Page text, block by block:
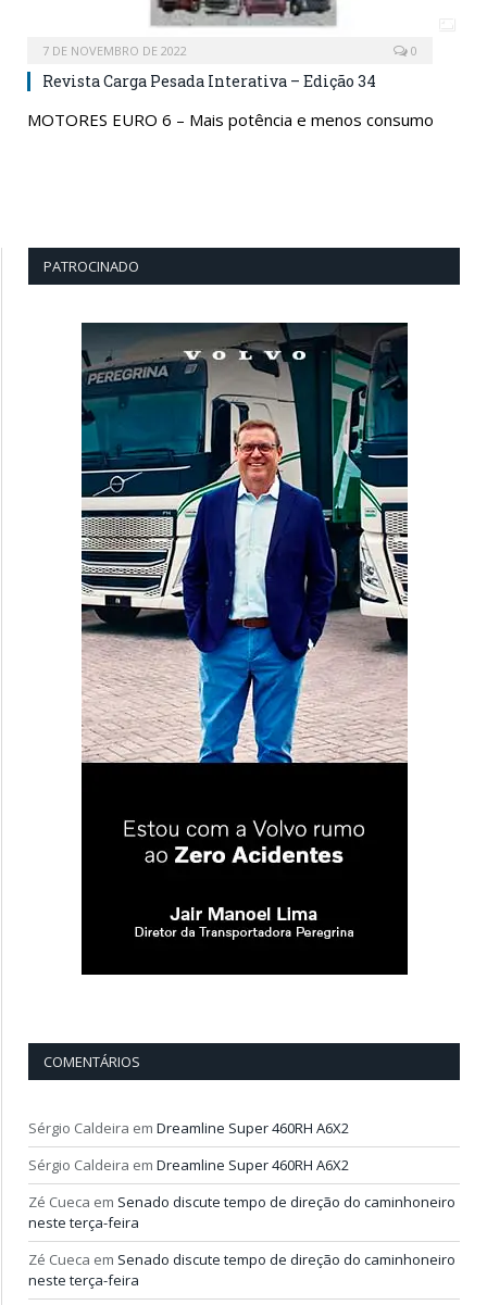
7 DE NOVEMBRO DE 2022 0
Revista Carga Pesada Interativa – Edição 34
MOTORES EURO 6 – Mais potência e menos consumo
PATROCINADO
COMENTÁRIOS
Sérgio Caldeira em Dreamline Super 460RH A6X2
Sérgio Caldeira em Dreamline Super 460RH A6X2
Zé Cueca em Senado discute tempo de direção do caminhoneiro
neste terça-feira
Zé Cueca em Senado discute tempo de direção do caminhoneiro
neste terça-feira